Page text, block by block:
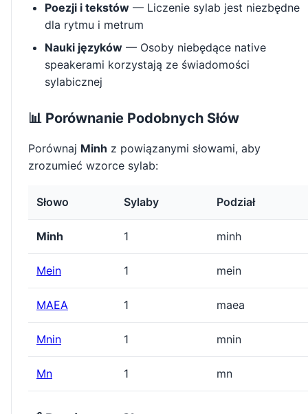
Poezji i tekstów — Liczenie sylab jest niezbędne
dla rytmu i metrum
Nauki języków — Osoby niebędące native
speakerami korzystają ze świadomości
sylabicznej
📊 Porównanie Podobnych Słów
Porównaj Minh z powiązanymi słowami, aby
zrozumieć wzorce sylab:
Słowo Sylaby Podział
Minh 1 minh
Mein 1 mein
MAEA 1 maea
Mnin 1 mnin
Mn 1 mn